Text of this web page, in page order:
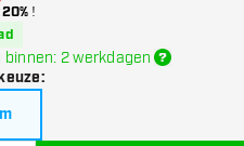
20% !
binnen: 2 werkdagen
: